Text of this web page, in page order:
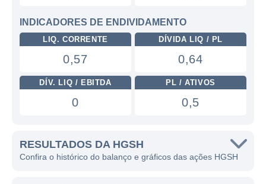
INDICADORES DE ENDIVIDAMENTO
LIQ. CORRENTE
0,57
DÍVIDA LIQ / PL
0,64
DÍV. LIQ / EBITDA
0
PL / ATIVOS
0,5
RESULTADOS DA HGSH
Confira o histórico do balanço e gráficos das ações HGSH